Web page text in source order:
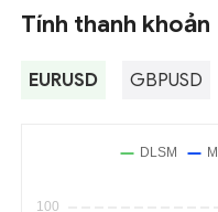
Tính thanh khoản
EURUSD GBPUSD